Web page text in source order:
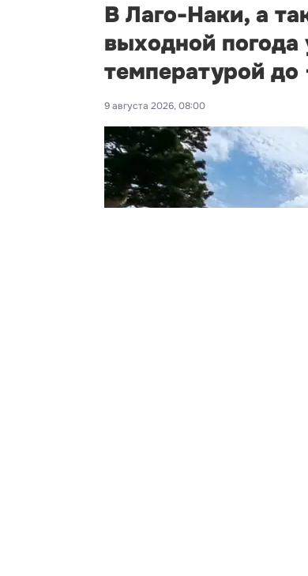
В Лаго-Наки, а
выходной
температурой до
9 августа 2026, 08:00